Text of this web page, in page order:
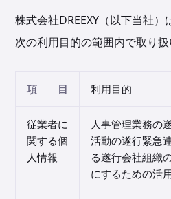
株式会社DREEXY（以下当社
次の利用目的の範囲内で取り扱
項 目 利用目的
従業者に
関する個
人情報
人事管理業務の
活動の遂行緊急
る遂行会社組織
にするための活